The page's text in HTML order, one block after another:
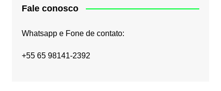
Fale conosco
Whatsapp e Fone de contato:
+55 65 98141-2392